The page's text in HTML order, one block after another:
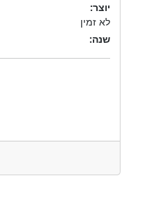
יוצר:
לא זמין
שנה: